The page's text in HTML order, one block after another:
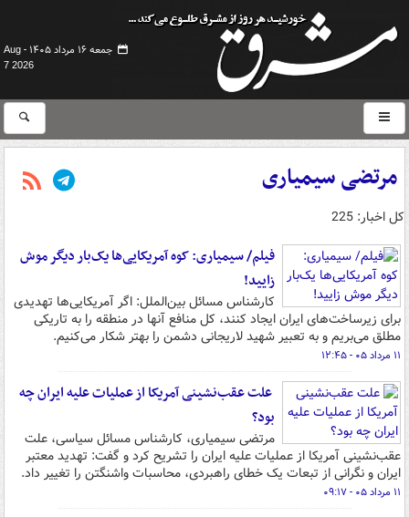
جمعه ۱۶ مرداد ۱۴۰۵ -
Aug
7 2026
مرتضی سیمیاری
کل اخبار: 225
فیلم/ سیمیاری: کوه آمریکایی‌ها یک‌بار دیگر موش
زایید!
کارشناس مسائل بین‌الملل: اگر آمریکایی‌ها تهدیدی
برای زیرساخت‌های ایران ایجاد کنند، کل منافع آنها در منطقه را به تاریکی
مطلق می‌بریم و به تعبیر شهید لاریجانی دشمن را بهتر شکار می‌کنیم.
۱۱ مرداد ۰۵ - ۱۲:۴۵
علت عقب‌نشینی آمریکا از عملیات علیه ایران چه
بود؟
مرتضی سیمیاری، کارشناس مسائل سیاسی، علت
عقب‌نشینی آمریکا از عملیات علیه ایران را تشریح کرد و گفت: تهدید معتبر
ایران و نگرانی از تبعات یک خطای راهبردی، محاسبات واشنگتن را تغییر داد.
۱۱ مرداد ۰۵ - ۰۹:۱۷